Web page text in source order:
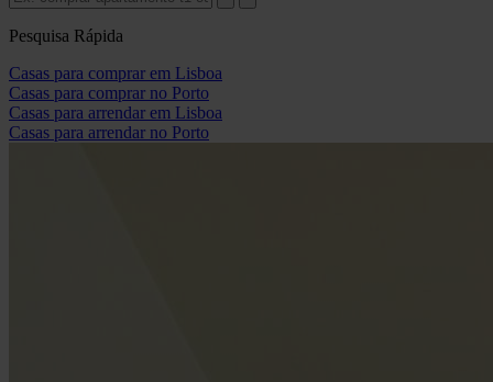
Pesquisa Rápida
Casas para comprar em Lisboa
Casas para comprar no Porto
Casas para arrendar em Lisboa
Casas para arrendar no Porto